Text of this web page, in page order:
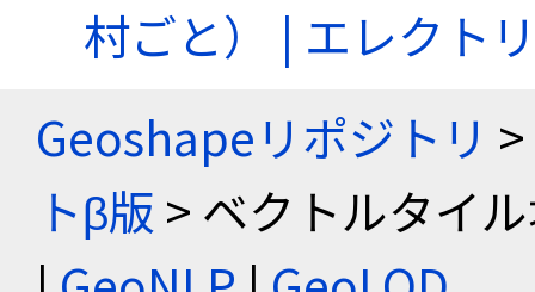
村ごと） | エレクト
Geoshapeリポジトリ >
トβ版 > ベクトルタイ